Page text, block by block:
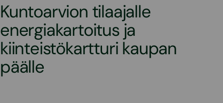
Kuntoarvion tilaajalle
energiakartoitus ja
kiinteistökartturi kaupan
päälle